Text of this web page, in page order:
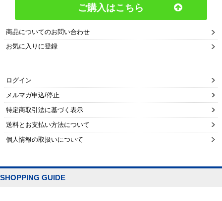
ご購入はこちら
商品についてのお問い合わせ
お気に入りに登録
ログイン
メルマガ申込/停止
特定商取引法に基づく表示
送料とお支払い方法について
個人情報の取扱いについて
SHOPPING GUIDE